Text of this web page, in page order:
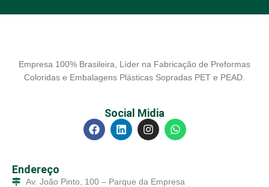
Empresa 100% Brasileira, Líder na Fabricação de Preformas
Coloridas e Embalagens Plásticas Sopradas PET e PEAD.
Social Midia
Endereço
Av. João Pinto, 100 – Parque da Empresa